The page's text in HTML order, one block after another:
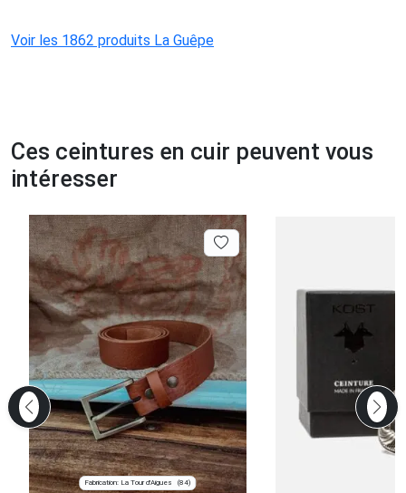
Voir les 1862 produits La Guêpe
Ces ceintures en cuir peuvent vous
intéresser
Fabrication: La Tour d'Aigues (84)